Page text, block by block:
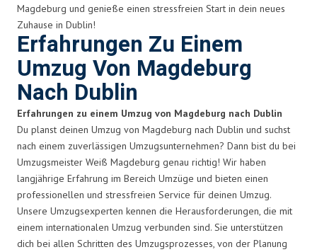
Magdeburg und genieße einen stressfreien Start in dein neues
Zuhause in Dublin!
Erfahrungen Zu Einem
Umzug Von Magdeburg
Nach Dublin
Erfahrungen zu einem Umzug von Magdeburg nach Dublin
Du planst deinen Umzug von Magdeburg nach Dublin und suchst
nach einem zuverlässigen Umzugsunternehmen? Dann bist du bei
Umzugsmeister Weiß Magdeburg genau richtig! Wir haben
langjährige Erfahrung im Bereich Umzüge und bieten einen
professionellen und stressfreien Service für deinen Umzug.
Unsere Umzugsexperten kennen die Herausforderungen, die mit
einem internationalen Umzug verbunden sind. Sie unterstützen
dich bei allen Schritten des Umzugsprozesses, von der Planung